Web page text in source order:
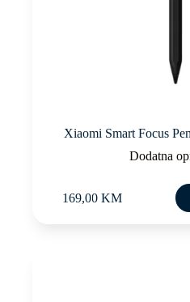
Xiaomi Smart Focus
Dodatna
169,00 KM